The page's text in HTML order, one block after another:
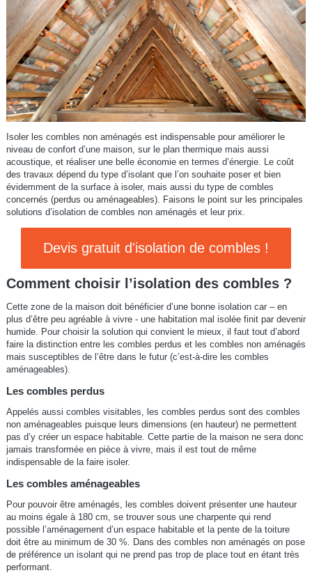
Isoler les combles non aménagés est indispensable pour améliorer le
niveau de confort d’une maison, sur le plan thermique mais aussi
acoustique, et réaliser une belle économie en termes d’énergie. Le coût
des travaux dépend du type d’isolant que l’on souhaite poser et bien
évidemment de la surface à isoler, mais aussi du type de combles
concernés (perdus ou aménageables). Faisons le point sur les principales
solutions d’isolation de combles non aménagés et leur prix.
Devis gratuit d'isolation de combles !
Comment choisir l’isolation des combles ?
Cette zone de la maison doit bénéficier d’une bonne isolation car – en
plus d’être peu agréable à vivre - une habitation mal isolée finit par devenir
humide. Pour choisir la solution qui convient le mieux, il faut tout d’abord
faire la distinction entre les combles perdus et les combles non aménagés
mais susceptibles de l’être dans le futur (c’est-à-dire les combles
aménageables).
Les combles perdus
Appelés aussi combles visitables, les combles perdus sont des combles
non aménageables puisque leurs dimensions (en hauteur) ne permettent
pas d’y créer un espace habitable. Cette partie de la maison ne sera donc
jamais transformée en pièce à vivre, mais il est tout de même
indispensable de la faire isoler.
Les combles aménageables
Pour pouvoir être aménagés, les combles doivent présenter une hauteur
au moins égale à 180 cm, se trouver sous une charpente qui rend
possible l’aménagement d’un espace habitable et la pente de la toiture
doit être au minimum de 30 %. Dans des combles non aménagés on pose
de préférence un isolant qui ne prend pas trop de place tout en étant très
performant.